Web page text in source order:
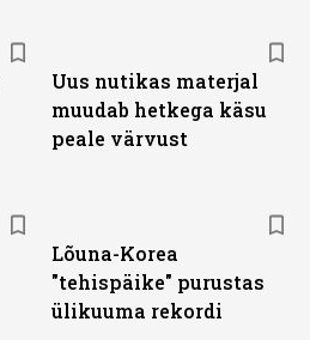
Uus nutikas materjal
muudab hetkega käsu
peale värvust
Lõuna-Korea
"tehispäike" purustas
ülikuuma rekordi